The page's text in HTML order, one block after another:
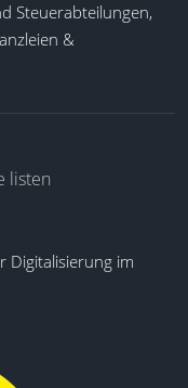
Steuerabteilungen,
&
listen
Digitalisierung im